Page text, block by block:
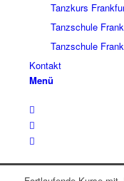
Tanzkurs
Tanzschule
Tanzschule
Kontakt
Menü